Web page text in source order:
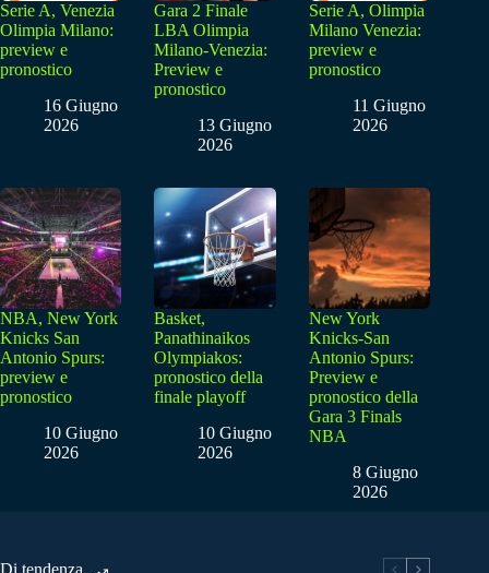
Serie A, Venezia
Olimpia Milano:
preview e
pronostico
16 Giugno
2026
Gara 2 Finale
LBA Olimpia
Milano-Venezia:
Preview e
pronostico
13 Giugno
2026
Serie A, Olimpia
Milano Venezia:
preview e
pronostico
11 Giugno
2026
NBA, New York
Knicks San
Antonio Spurs:
preview e
pronostico
10 Giugno
2026
Basket,
Panathinaikos
Olympiakos:
pronostico della
finale playoff
10 Giugno
2026
New York
Knicks-San
Antonio Spurs:
Preview e
pronostico della
Gara 3 Finals
NBA
8 Giugno
2026
Di tendenza